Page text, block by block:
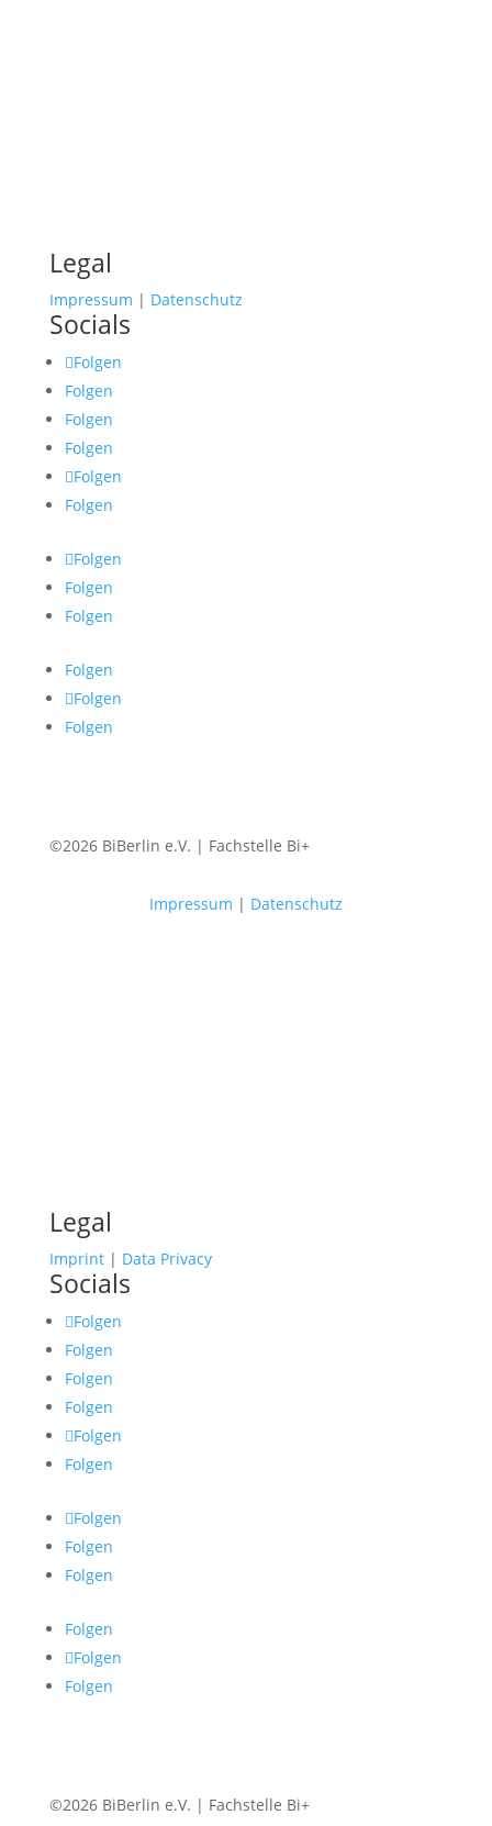
Legal
Impressum | Datenschutz
Socials
Folgen
Folgen
Folgen
Folgen
Folgen
Folgen
Folgen
Folgen
Folgen
Folgen
Folgen
Folgen
©2026 BiBerlin e.V. | Fachstelle Bi+
Impressum | Datenschutz
Legal
Imprint| Data Privacy
Socials
Folgen
Folgen
Folgen
Folgen
Folgen
Folgen
Folgen
Folgen
Folgen
Folgen
Folgen
Folgen
©2026 BiBerlin e.V. | Fachstelle Bi+